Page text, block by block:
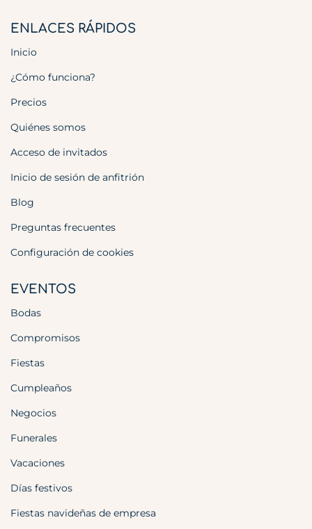
ENLACES RÁPIDOS
Inicio
¿Cómo funciona?
Precios
Quiénes somos
Acceso de invitados
Inicio de sesión de anfitrión
Blog
Preguntas frecuentes
Configuración de cookies
EVENTOS
Bodas
Compromisos
Fiestas
Cumpleaños
Negocios
Funerales
Vacaciones
Días festivos
Fiestas navideñas de empresa